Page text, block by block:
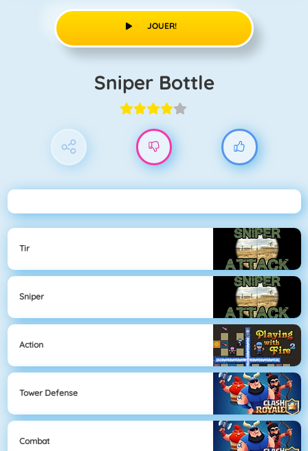
JOUER!
Sniper Bottle
Tir
Sniper
Action
Tower Defense
Combat